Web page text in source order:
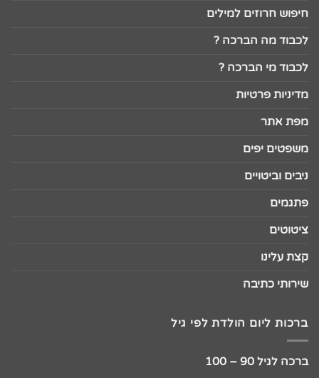
חיפוש חרוזים למילים
לכבוד מה הברכה ?
לכבוד מי הברכה ?
מדיניות פרטיות
מפת אתר
משפטים יפים
ניבים וביטויים
פתגמים
ציטוטים
קצת עלינו
שירותי כתיבה
ברכות ליום הולדת לפי גיל
ברכה לגיל 90 – 100